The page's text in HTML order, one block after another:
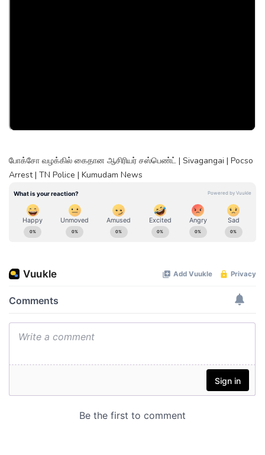
போக்சோ வழக்கில் கைதான ஆசிரியர் சஸ்பெண்ட் | Sivagangai | Pocso
Arrest | TN Police | Kumudam News